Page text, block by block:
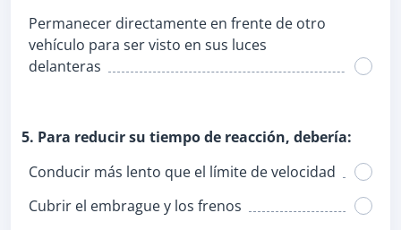
Permanecer directamente en frente de otro
vehículo para ser visto en sus luces
delanteras
5. Para reducir su tiempo de reacción, debería:
Conducir más lento que el límite de velocidad
Cubrir el embrague y los frenos